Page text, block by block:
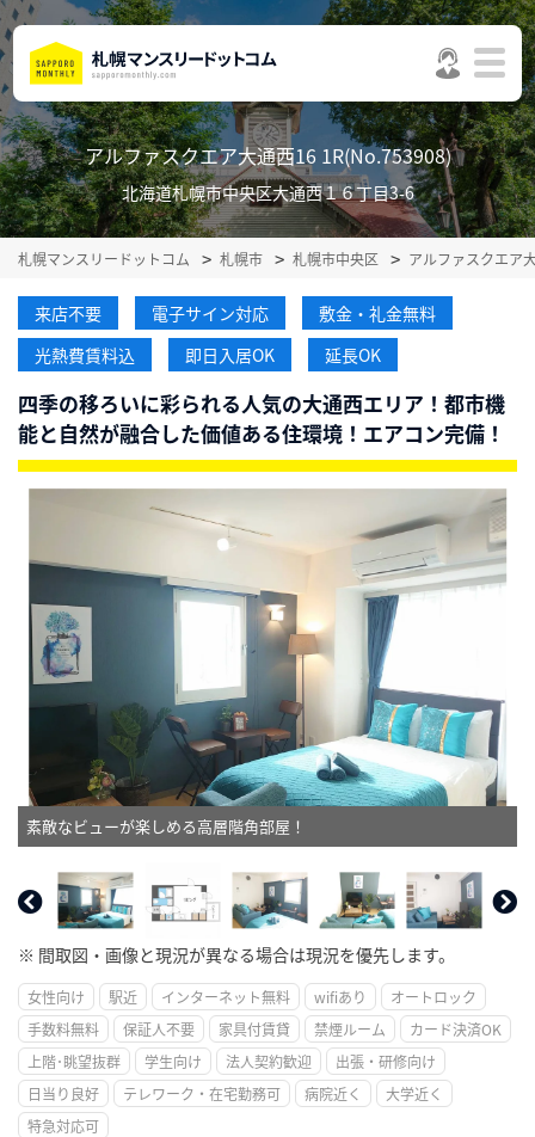
アルファスクエア大通西16 1R(No.753908)
北海道札幌市中央区大通西１６丁目3-6
札幌マンスリードットコム 札幌市 札幌市中央区 アルファスクエア
来店不要 電子サイン対応
敷金・礼金無料
光熱費賃料込
即日入居OK 延長OK
四季の移ろいに彩られる人気の大通西エリア！都市機
能と自然が融合した価値ある住環境！エアコン完備！
素敵なビューが楽しめる高層階角部屋！
※ 間取図・画像と現況が異なる場合は現況を優先します。
女性向け 駅近 インターネット無料 wifiあり
オートロック
手数料無料
保証人不要 家具付賃貸 禁煙ルーム
カード決済OK
上階･眺望抜群
学生向け 法人契約歓迎
出張・研修向け
日当り良好
テレワーク・在宅勤務可 病院近く
大学近く
特急対応可